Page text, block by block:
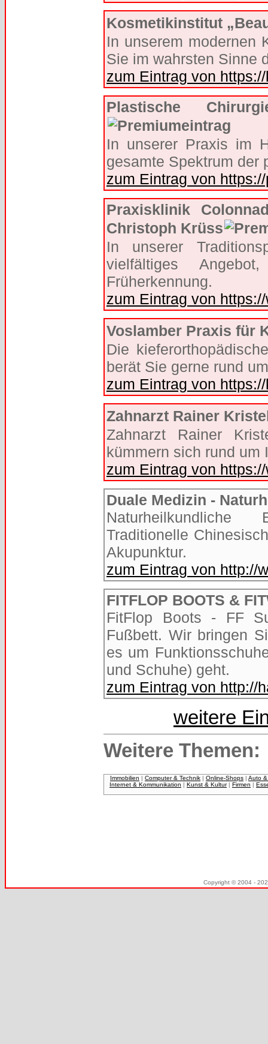
Kosmetikinstitut
In unserem modernen
Sie im wahrsten Sinne
zum Eintrag von
Plastische
In unserer Praxis im
gesamte Spektrum der
zum Eintrag von
Praxisklinik
Christoph Krüss
In unserer
vielfältiges
Früherkennung.
zum Eintrag von
Voslamber Praxis für
Die
berät Sie gerne rund
zum Eintrag von
Zahnarzt Rainer
Zahnarzt Rainer
kümmern sich rund um
zum Eintrag von
Duale Medizin -
Naturheilkundliche
Traditionelle
Akupunktur.
zum Eintrag von http://
FITFLOP BOOTS &
FitFlop Boots - FF
Fußbett. Wir bringen
es um
und Schuhe) geht.
zum Eintrag von http://
weitere
Weitere Themen:
Immobilien | Computer & Technik | Online-Shops | Auto &
Internet & Kommunikation | Kunst & Kultur| Firmen |
Copyright © 2004 -